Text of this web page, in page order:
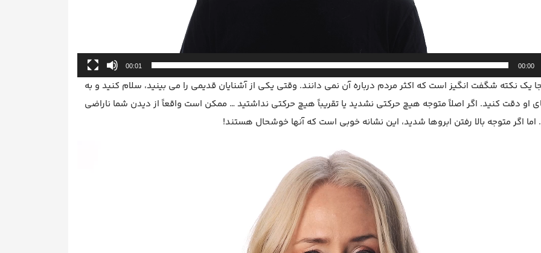
00:00
00:01
یک نکته شگفت انگیز است که اکثر مردم درباره آن نمی دانند. وقتی یکی از آشنایان قدیمی را می بینید، سلام کنید و به
او دقت کنید. اگر اصلاً متوجه هیچ حرکتی نشدید یا تقریباً هیچ حرکتی نداشتید … ممکن است واقعاً از دیدن شما ناراضی
اما اگر متوجه بالا رفتن ابروها شدید، این نشانه خوبی است که آنها خوشحال هستند!